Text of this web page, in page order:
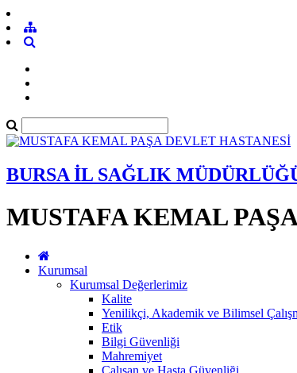
BURSA İL SAĞLIK
MUSTAFA KEMAL
Kurumsal
Kurumsal Değerlerimiz
Kalite
Yenilikçi, Akademik ve Bilimsel
Etik
Bilgi Güvenliği
Mahremiyet
Çalışan ve Hasta Güvenliği